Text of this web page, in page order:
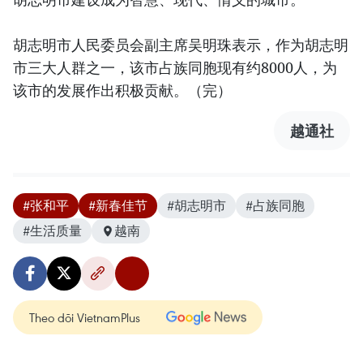
胡志明市人民委员会副主席吴明珠表示，作为胡志明
市三大人群之一，该市占族同胞现有约8000人，为
该市的发展作出积极贡献。（完）
越通社
#张和平 #新春佳节 #胡志明市
#占族同胞
#生活质量
越南
Theo dõi VietnamPlus